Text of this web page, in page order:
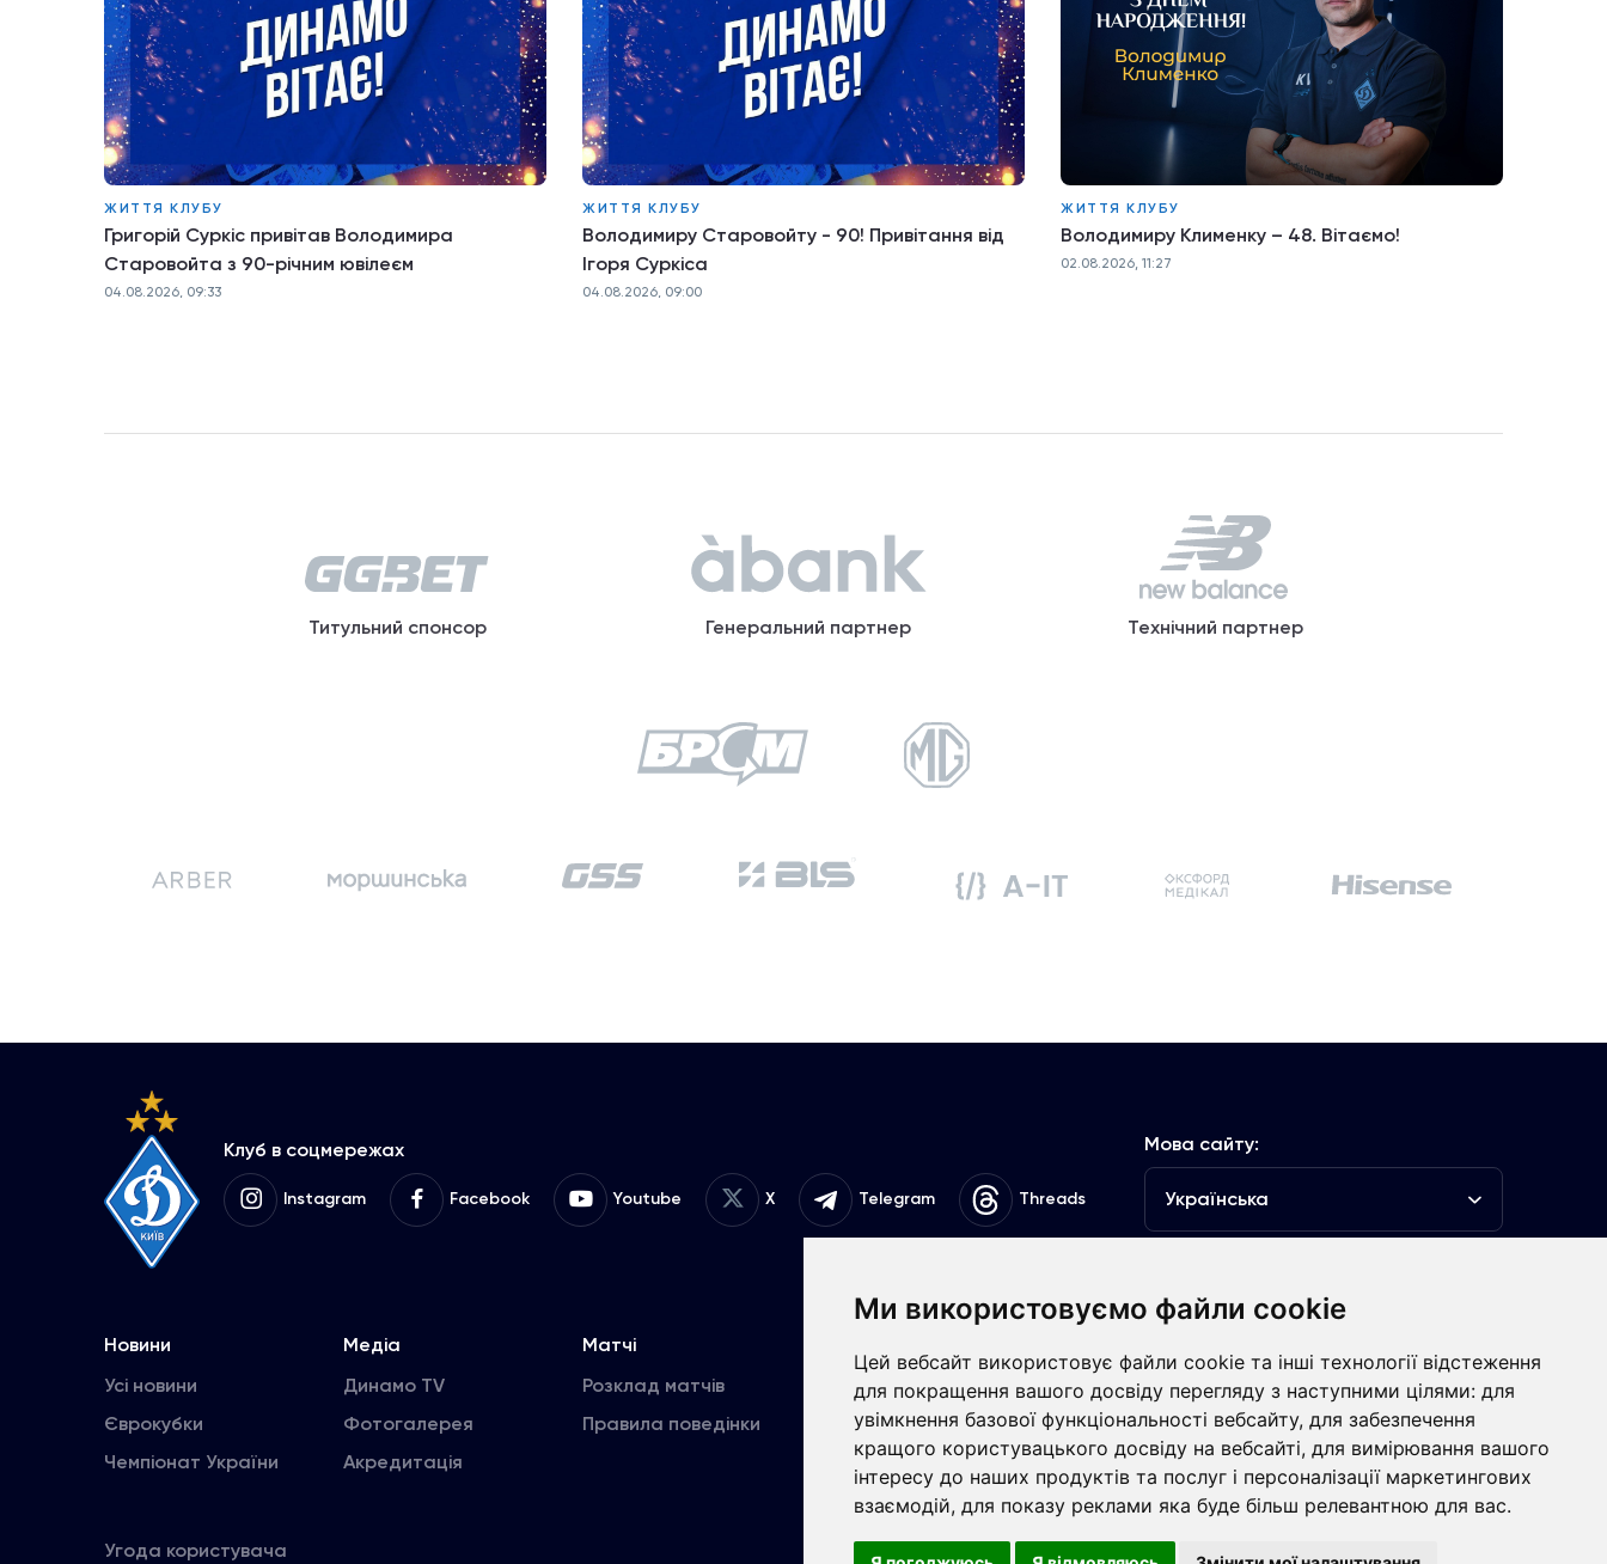
Ми використовуємо файли cookie
Цей вебсайт використовує файли cookie та інші технології відстеження
для покращення вашого досвіду перегляду з наступними цілями: для
увімкнення базової функціональності вебсайту, для забезпечення
кращого користувацького досвіду на вебсайті, для вимірювання вашого
інтересу до наших продуктів та послуг і персоналізації маркетингових
взаємодій, для показу реклами яка буде більш релевантною для вас.
ЖИТТЯ КЛУБУ
Григорій Суркіс привітав Володимира
Старовойта з 90-річним ювілеєм
04.08.2026, 09:33
ЖИТТЯ КЛУБУ
Володимиру Старовойту - 90! Привітання від
Ігоря Суркіса
04.08.2026, 09:00
ЖИТТЯ КЛУБУ
Володимиру Клименку – 48. Вітаємо!
02.08.2026, 11:27
Титульний спонсор Генеральний партнер Технічний партнер
Клуб в соцмережах
Instagram Facebook Youtube X Telegram Threads
Мова сайту:
Українська
Новини
Усі новини
Єврокубки
Чемпіонат України
Медіа
Динамо TV
Фотогалерея
Акредитація
Матчі
Розклад матчів
Правила поведінки
Перша команда
Контакти
Вболівальникам
Угода користувача